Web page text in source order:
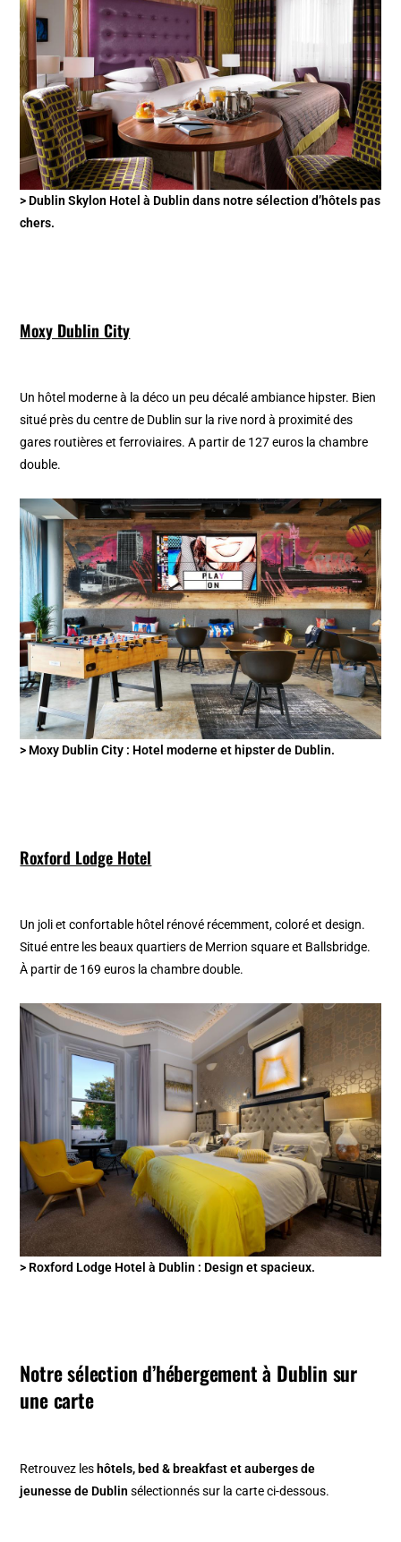
> Dublin Skylon Hotel à Dublin dans notre sélection d’hôtels pas
chers.
Moxy Dublin City
Un hôtel moderne à la déco un peu décalé ambiance hipster. Bien
situé près du centre de Dublin sur la rive nord à proximité des
gares routières et ferroviaires. A partir de 127 euros la chambre
double.
> Moxy Dublin City : Hotel moderne et hipster de Dublin.
Roxford Lodge Hotel
Un joli et confortable hôtel rénové récemment, coloré et design.
Situé entre les beaux quartiers de Merrion square et Ballsbridge.
À partir de 169 euros la chambre double.
> Roxford Lodge Hotel à Dublin : Design et spacieux.
Notre sélection d’hébergement à Dublin sur
une carte
Retrouvez les hôtels, bed & breakfast et auberges de
jeunesse de Dublin sélectionnés sur la carte ci-dessous.